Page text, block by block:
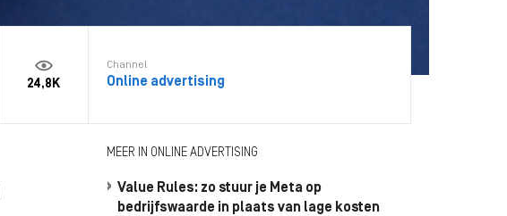
24,8K
Channel
Online advertising
MEER IN ONLINE ADVERTISING
Value Rules: zo stuur je Meta op
bedrijfswaarde in plaats van lage kosten